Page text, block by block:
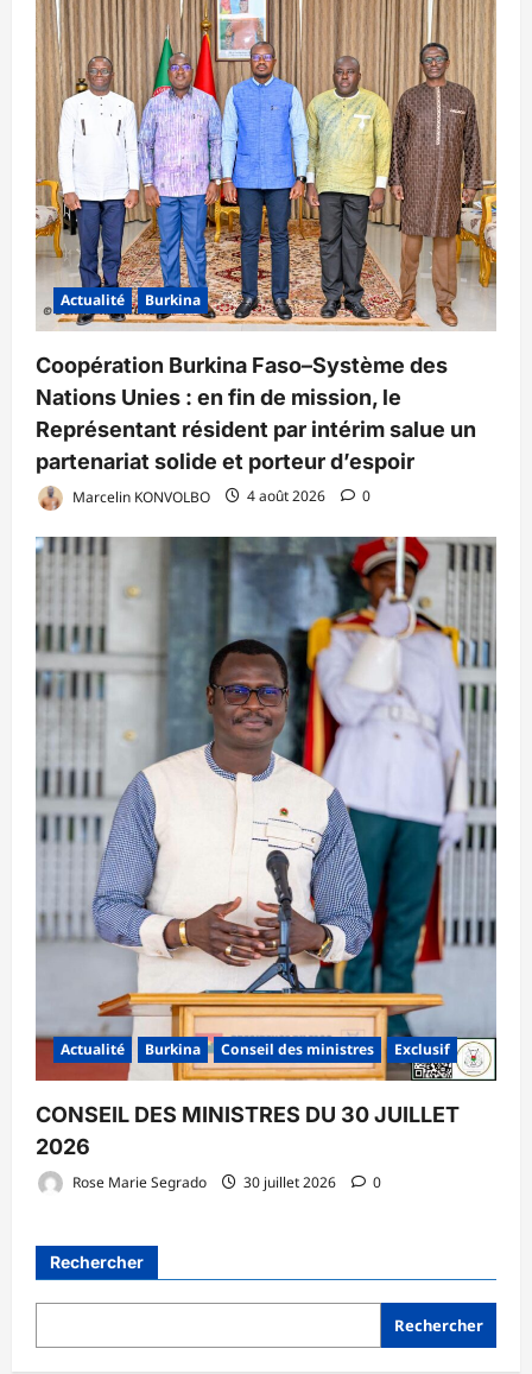
Actualité Burkina
Coopération Burkina Faso–Système des
Nations Unies : en fin de mission, le
Représentant résident par intérim salue un
partenariat solide et porteur d’espoir
Marcelin KONVOLBO 4 août 2026 0
Actualité Burkina Conseil des ministres Exclusif
CONSEIL DES MINISTRES DU 30 JUILLET
2026
Rose Marie Segrado 30 juillet 2026 0
Rechercher
Rechercher